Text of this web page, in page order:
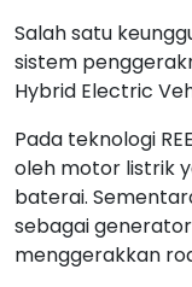
Salah satu
sistem
Hybrid Electric
Pada teknologi
oleh motor listrik
baterai.
sebagai
menggerakkan